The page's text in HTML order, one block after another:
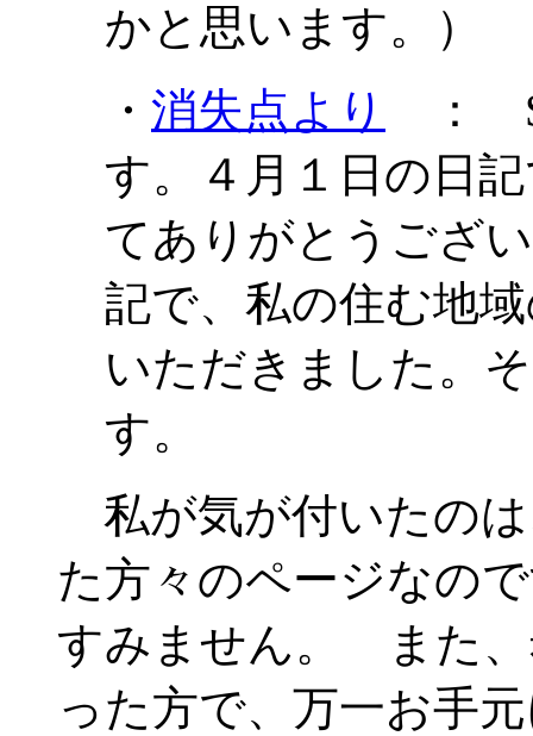
かと思います。）
・ 消失点より
：
す。４月１日の日
てありがとうござ
記で、私の住む地
いただきました。
す。
私が気が付いたの
た方々のページなの
すみません。 また、
った方で、万一お手